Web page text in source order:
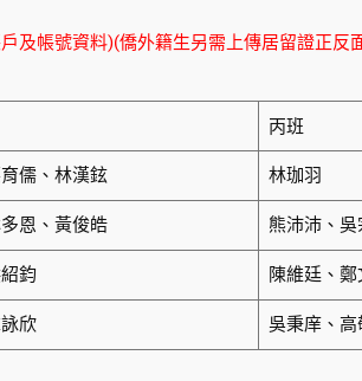
及帳號資料)(僑外籍生另需上傳居留證正反
丙班
儒、林漢鉉 林珈羽
恩、黃俊皓 熊沛沛、
鈞 陳維廷、鄭
欣 吳秉庠、高